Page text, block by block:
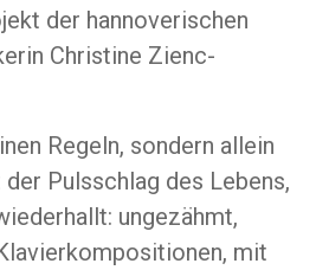
der hannoverischen
Christine Zienc-
Regeln, sondern allein
Pulsschlag des Lebens,
ungezähmt,
mit